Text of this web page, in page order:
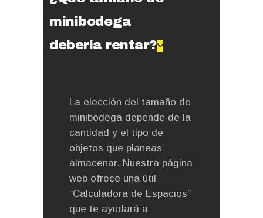
minibodega
debería rentar?
La elección del tamaño de
minibodega depende de la
cantidad y el tipo de
objetos que planeas
almacenar. Nuestra página
web ofrece una útil
“Calculadora de Espacios”
que te ayudará a